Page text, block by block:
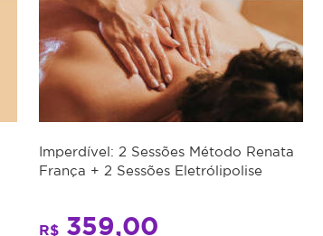
Imperdível: 2 Sessões Método Renata
França + 2 Sessões Eletrólipolise
R$ 359,00